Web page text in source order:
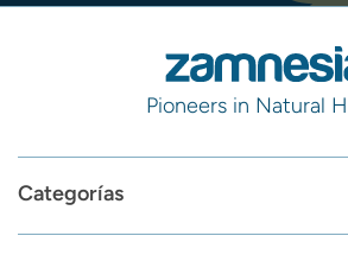
Pioneers in Natural
Categorías